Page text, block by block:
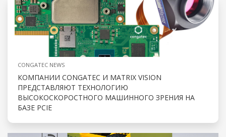
CONGATEC NEWS
КОМПАНИИ CONGATEC И MATRIX VISION
ПРЕДСТАВЛЯЮТ ТЕХНОЛОГИЮ
ВЫСОКОСКОРОСТНОГО МАШИННОГО ЗРЕНИЯ НА
БАЗЕ PCIE